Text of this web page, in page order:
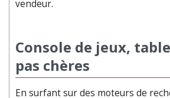
vendeur.
Console de jeux,
pas chères
En surfant sur des moteurs de